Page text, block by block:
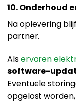
10. Onderhoud
Na oplevering
partner.
Alservaren
software-
Eventuele
opgelost